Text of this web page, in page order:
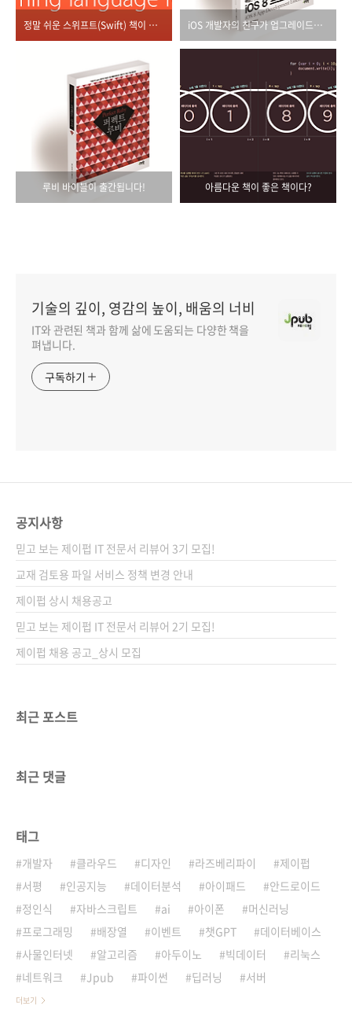
정말 쉬운 스위프트(Swift) 책이 출간됩니다. iOS 개발자의 친구가 업그레이드되어 돌아왔습니다.
루비 바이블이 출간됩니다! 아름다운 책이 좋은 책이다?
기술의 깊이, 영감의 높이, 배움의 너비
IT와 관련된 책과 함께 삶에 도움되는 다양한 책을
펴냅니다.
구독하기
공지사항
믿고 보는 제이펍 IT 전문서 리뷰어 3기 모집!
교재 검토용 파일 서비스 정책 변경 안내
제이펍 상시 채용공고
믿고 보는 제이펍 IT 전문서 리뷰어 2기 모집!
제이펍 채용 공고_상시 모집
최근 포스트
최근 댓글
태그
개발자 클라우드 디자인 라즈베리파이
제이펍
서평
인공지능 데이터분석 아이패드
안드로이드
정인식
자바스크립트 ai 아이폰
머신러닝
프로그래밍
배장열 이벤트 챗GPT
데이터베이스
사물인터넷
알고리즘 아두이노 빅데이터
리눅스
네트워크
Jpub 파이썬 딥러닝 서버
더보기